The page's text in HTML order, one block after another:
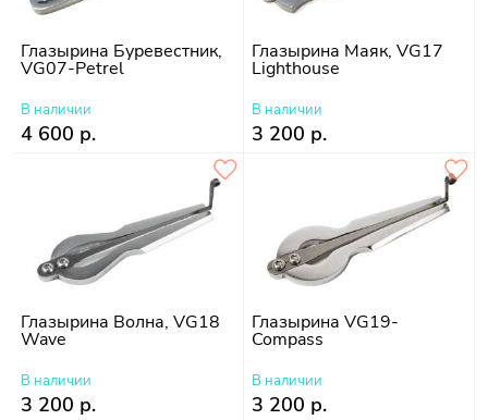
Глазырина Буревестник,
VG07-Petrel
В наличии
4 600 р.
Глазырина Маяк, VG17
Lighthouse
В наличии
3 200 р.
Глазырина Волна, VG18
Wave
В наличии
3 200 р.
Глазырина VG19-
Compass
В наличии
3 200 р.